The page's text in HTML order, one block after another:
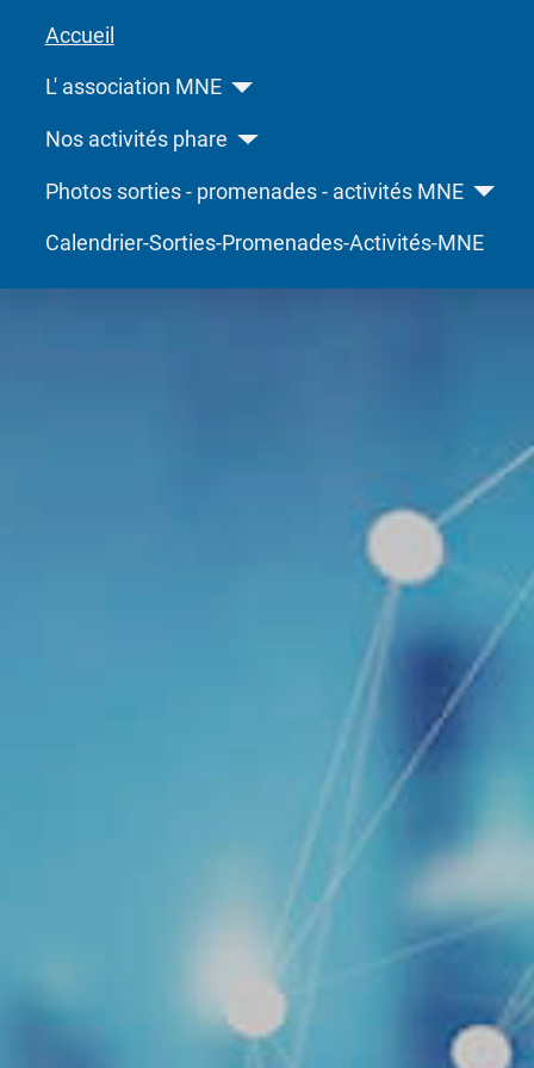
Accueil
L' association MNE
Nos activités phare
Photos sorties - promenades - activités MNE
Calendrier-Sorties-Promenades-Activités-MNE